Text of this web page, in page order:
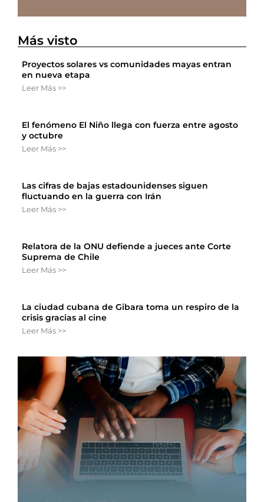
Más visto
Proyectos solares vs comunidades mayas entran
en nueva etapa
Leer Más >>
El fenómeno El Niño llega con fuerza entre agosto
y octubre
Leer Más >>
Las cifras de bajas estadounidenses siguen
fluctuando en la guerra con Irán
Leer Más >>
Relatora de la ONU defiende a jueces ante Corte
Suprema de Chile
Leer Más >>
La ciudad cubana de Gibara toma un respiro de la
crisis gracias al cine
Leer Más >>